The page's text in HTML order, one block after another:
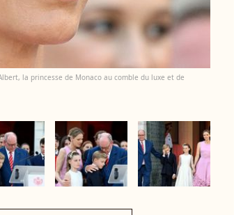
la princesse de Monaco au comble du luxe et de